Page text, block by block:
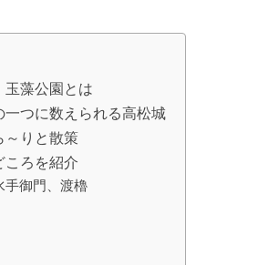
玉藻公園とは
一つに数えられる高松城
～りと散策
ころを紹介
手御門、渡櫓